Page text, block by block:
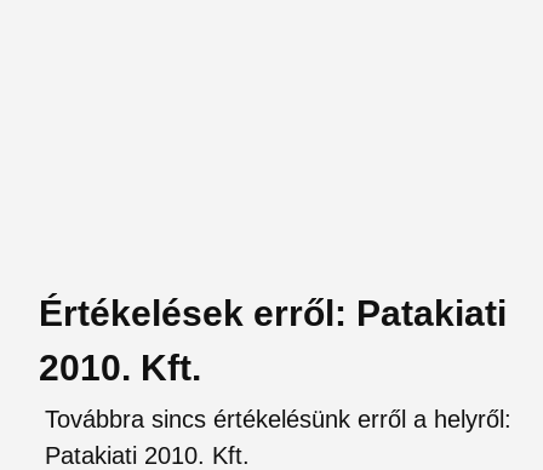
Értékelések erről: Patakiati
2010. Kft.
Továbbra sincs értékelésünk erről a helyről:
Patakiati 2010. Kft.